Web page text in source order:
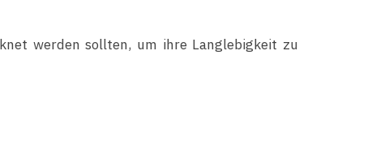
werden sollten, um ihre Langlebigkeit zu